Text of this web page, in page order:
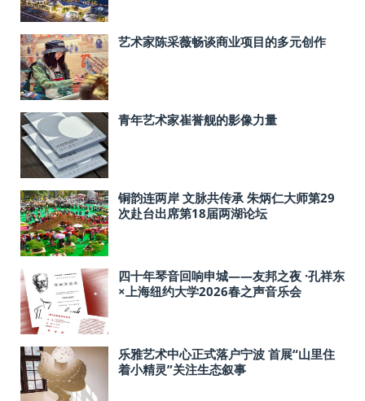
艺术家陈采薇畅谈商业项目的多元创作
青年艺术家崔誉舰的影像力量
铜韵连两岸 文脉共传承 朱炳仁大师第29
次赴台出席第18届两湖论坛
四十年琴音回响申城——友邦之夜 ·孔祥东
×上海纽约大学2026春之声音乐会
乐雅艺术中心正式落户宁波 首展“山里住
着小精灵”关注生态叙事